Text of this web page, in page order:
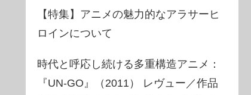
【特集】アニメの魅力的なアラサーヒ
ロインについて
時代と呼応し続ける多重構造アニメ：
『UN-GO』（2011） レヴュー／作品